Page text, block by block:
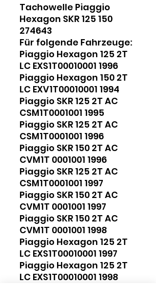
Tachowelle Piaggio
Hexagon SKR 125 150
274643
Für folgende Fahrzeuge:
Piaggio Hexagon 125 2T
LC EXS1T00010001 1996
Piaggio Hexagon 150 2T
LC EXV1T00010001 1994
Piaggio SKR 125 2T AC
CSM1T0001001 1995
Piaggio SKR 125 2T AC
CSM1T0001001 1996
Piaggio SKR 150 2T AC
CVM1T 0001001 1996
Piaggio SKR 125 2T AC
CSM1T0001001 1997
Piaggio SKR 150 2T AC
CVM1T 0001001 1997
Piaggio SKR 150 2T AC
CVM1T 0001001 1998
Piaggio Hexagon 125 2T
LC EXS1T00010001 1997
Piaggio Hexagon 125 2T
LC EXS1T00010001 1998